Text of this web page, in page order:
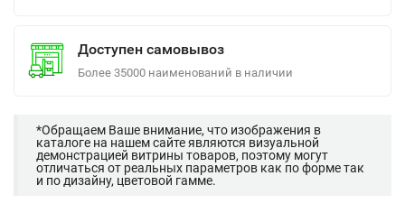
Доступен самовывоз
Более 35000 наименований в наличии
*Обращаем Ваше внимание, что изображения в
каталоге на нашем сайте являются визуальной
демонстрацией витрины товаров, поэтому могут
отличаться от реальных параметров как по форме так
и по дизайну, цветовой гамме.